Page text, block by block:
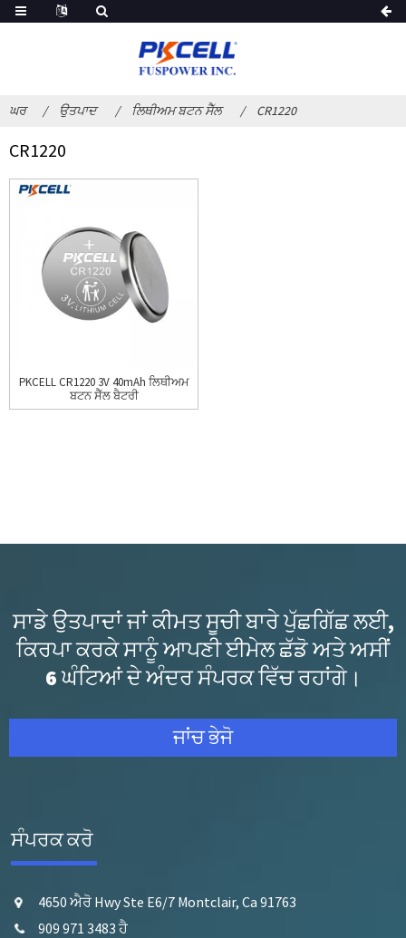
ਘਰ ਉਤਪਾਦ ਲਿਥੀਅਮ ਬਟਨ ਸੈੱਲ CR1220
CR1220
PKCELL CR1220 3V 40mAh ਲਿਥੀਅਮ
ਬਟਨ ਸੈੱਲ ਬੈਟਰੀ
ਸਾਡੇ ਉਤਪਾਦਾਂ ਜਾਂ ਕੀਮਤ ਸੂਚੀ ਬਾਰੇ ਪੁੱਛਗਿੱਛ ਲਈ,
ਕਿਰਪਾ ਕਰਕੇ ਸਾਨੂੰ ਆਪਣੀ ਈਮੇਲ ਛੱਡੋ ਅਤੇ ਅਸੀਂ
6 ਘੰਟਿਆਂ ਦੇ ਅੰਦਰ ਸੰਪਰਕ ਵਿੱਚ ਰਹਾਂਗੇ।
ਜਾਂਚ ਭੇਜੋ
ਸੰਪਰਕ ਕਰੋ
4650 ਐਰੋ Hwy Ste E6/7 Montclair, Ca 91763
909 971 3483 ਹੈ